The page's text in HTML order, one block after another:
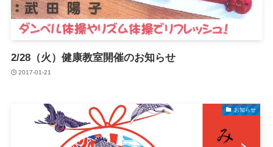
2/28（火）健康教室開催のお知らせ
2017-01-21
お知らせ